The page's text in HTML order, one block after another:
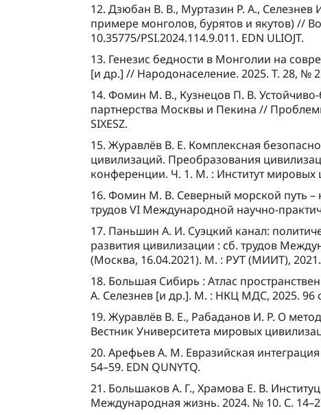
12. Дзюбан В. В., Муртазин Р. А.,
примере монголов, бурятов и якутов) //
10.35775/PSI.2024.114.9.011. EDN ULIOJT.
13. Генезис бедности в Монголии на
[и др.] // Народонаселение. 2025. Т. 28, №
14. Фомин М. В., Кузнецов П. В. Устойчиво-
партнерства Москвы и Пекина //
SIXESZ.
15. Журавлёв В. Е. Комплексная
цивилизаций. Преобразования
конференции. Ч. 1. М. : Институт мировых
16. Фомин М. В. Северный морской путь –
трудов VI Международной научно-
17. Паньшин А. И. Суэцкий канал:
развития цивилизации : сб. трудов
(Москва, 16.04.2021). М. : РУТ (МИИТ), 2021.
18. Большая Сибирь : Атлас
А. Селезнев [и др.]. М. : НКЦ МДС, 2025. 96
19. Журавлёв В. Е., Рабаданов И. Р. О
Вестник Университета мировых
20. Арефьев А. М. Евразийская
54–59. EDN QUNYTQ.
21. Большаков А. Г., Храмова Е. В.
Международная жизнь. 2024. № 10. С.